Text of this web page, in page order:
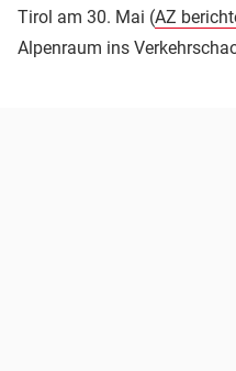
Tirol am 30. Mai (AZ
Alpenraum ins